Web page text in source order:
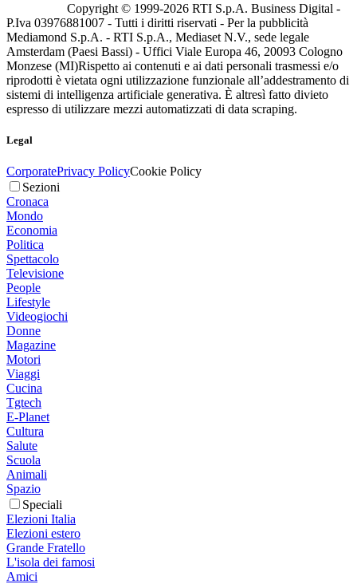
Copyright © 1999-2026 RTI S.p.A. Business Digital -
P.Iva 03976881007 - Tutti i diritti riservati - Per la pubblicità
Mediamond S.p.A. - RTI S.p.A., Mediaset N.V., sede legale
Amsterdam (Paesi Bassi) - Uffici Viale Europa 46, 20093 Cologno
Monzese (MI)Rispetto ai contenuti e ai dati personali trasmessi e/o
riprodotti è vietata ogni utilizzazione funzionale all’addestramento di
sistemi di intelligenza artificiale generativa. È altresì fatto divieto
espresso di utilizzare mezzi automatizzati di data scraping.
Legal
CorporatePrivacy PolicyCookie Policy
Sezioni
Cronaca
Mondo
Economia
Politica
Spettacolo
Televisione
People
Lifestyle
Videogiochi
Donne
Magazine
Motori
Viaggi
Cucina
Tgtech
E-Planet
Cultura
Salute
Scuola
Animali
Spazio
Speciali
Elezioni Italia
Elezioni estero
Grande Fratello
L'isola dei famosi
Amici